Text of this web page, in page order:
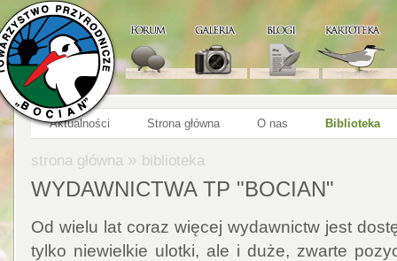
Aktualności Strona główna O nas Biblioteka
strona główna » biblioteka
WYDAWNICTWA TP "BOCIAN"
Od wielu lat coraz więcej wydawnictw jest
tylko niewielkie ulotki, ale i duże, zwarte